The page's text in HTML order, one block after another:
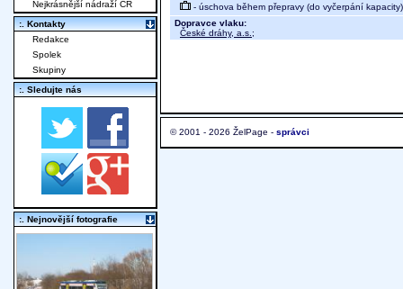
- úschova během přepravy (do vyčerpání kapacity)
Dopravce vlaku:
České dráhy, a.s. ;
© 2001 - 2026 ŽelPage - správci
Nejkrásnější nádraží ČR
:. Kontakty
Redakce
Spolek
Skupiny
:. Sledujte nás
:. Nejnovější fotografie